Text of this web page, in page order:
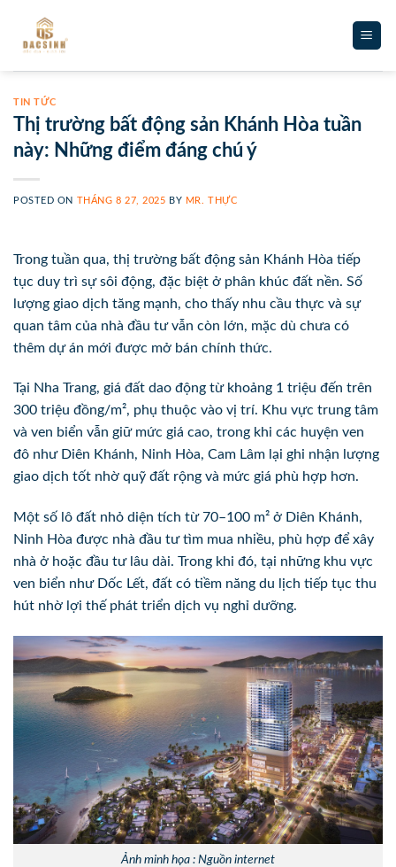
content
TIN TỨC
Thị trường bất động sản Khánh Hòa tuần
này: Những điểm đáng chú ý
POSTED ON THÁNG 8 27, 2025 BY MR. THỰC
Trong tuần qua, thị trường bất động sản Khánh Hòa tiếp
tục duy trì sự sôi động, đặc biệt ở phân khúc đất nền. Số
lượng giao dịch tăng mạnh, cho thấy nhu cầu thực và sự
quan tâm của nhà đầu tư vẫn còn lớn, mặc dù chưa có
thêm dự án mới được mở bán chính thức.
Tại Nha Trang, giá đất dao động từ khoảng 1 triệu đến trên
300 triệu đồng/m², phụ thuộc vào vị trí. Khu vực trung tâm
và ven biển vẫn giữ mức giá cao, trong khi các huyện ven
đô như Diên Khánh, Ninh Hòa, Cam Lâm lại ghi nhận lượng
giao dịch tốt nhờ quỹ đất rộng và mức giá phù hợp hơn.
Một số lô đất nhỏ diện tích từ 70–100 m² ở Diên Khánh,
Ninh Hòa được nhà đầu tư tìm mua nhiều, phù hợp để xây
nhà ở hoặc đầu tư lâu dài. Trong khi đó, tại những khu vực
ven biển như Dốc Lết, đất có tiềm năng du lịch tiếp tục thu
hút nhờ lợi thế phát triển dịch vụ nghỉ dưỡng.
Ảnh minh họa : Nguồn internet